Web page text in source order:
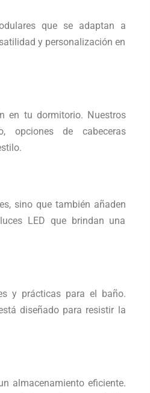
que se adaptan a
y personalización en
en tu dormitorio. Nuestros
opciones de cabeceras
sino que también añaden
LED que brindan una
y prácticas para el baño.
diseñado para resistir la
almacenamiento eficiente.